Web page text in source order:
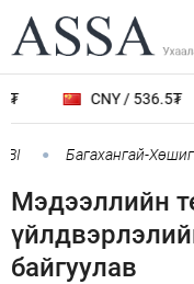
CNY / 536.5₮
Багахангай-
Мэдээллийн
байгуулав